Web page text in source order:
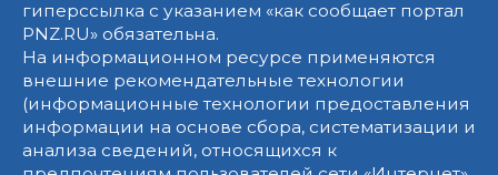
гиперссылка с указанием «как сообщает портал
PNZ.RU» обязательна.
На информационном ресурсе применяются
внешние рекомендательные технологии
(информационные технологии предоставления
информации на основе сбора, систематизации и
анализа сведений, относящихся к